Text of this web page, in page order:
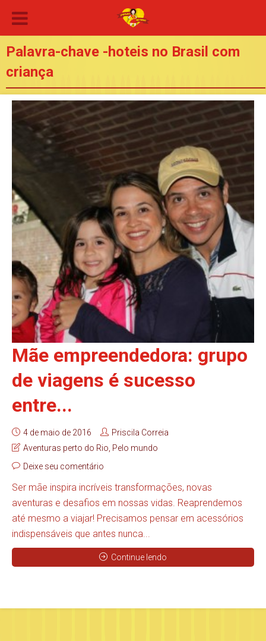
Palavra-chave -hoteis no Brasil com
criança
Mãe empreendedora: grupo
de viagens é sucesso
entre...
4 de maio de 2016
Priscila Correia
Aventuras perto do Rio Pelo mundo
Deixe seu comentário
Ser mãe inspira incríveis transformações, novas
aventuras e desafios em nossas vidas. Reaprendemos
até mesmo a viajar! Precisamos pensar em acessórios
indispensáveis que antes nunca...
Continue lendo